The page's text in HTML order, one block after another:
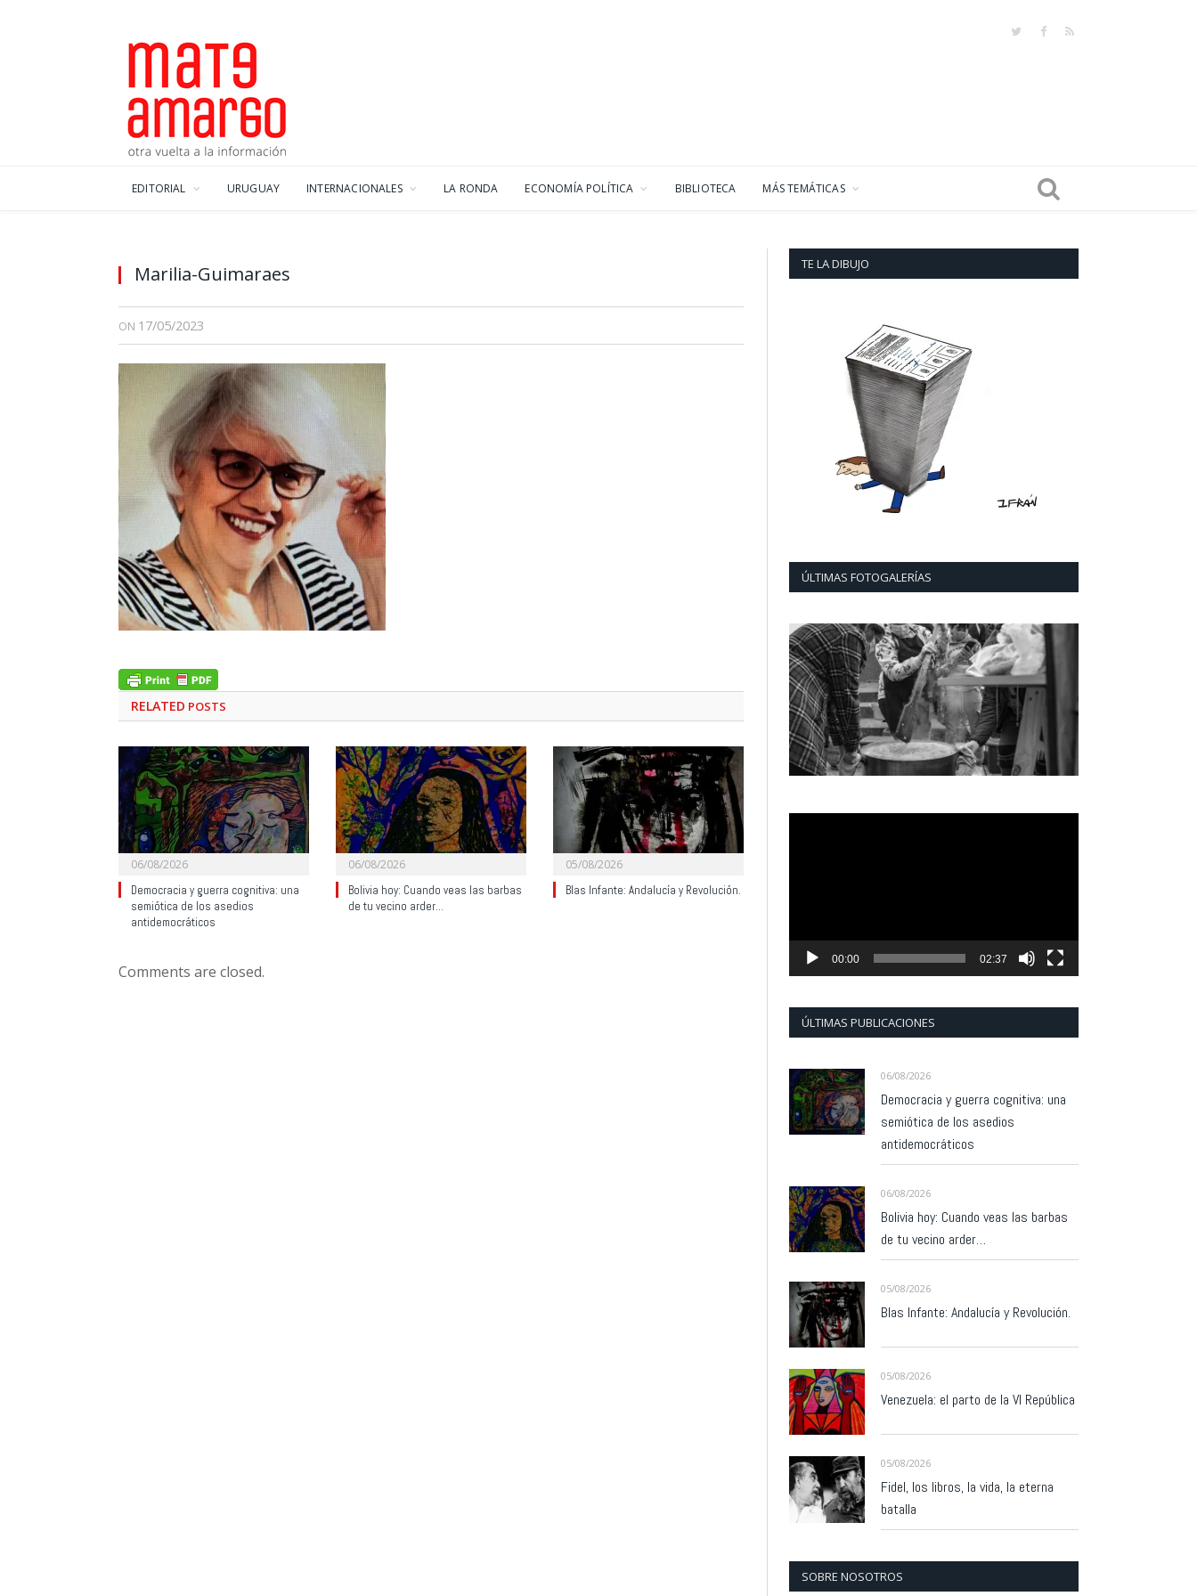
TwitterFacebook
RSS
EDITORIAL URUGUAY INTERNACIONALES LA RONDA ECONOMÍA POLÍTICA BIBLIOTECA MÁS TEMÁTICAS
Marilia-Guimaraes
ON 17/05/2023
RELATED POSTS
06/08/2026
Democracia y guerra cognitiva: una
semiótica de los asedios
antidemocráticos
06/08/2026
Bolivia hoy: Cuando veas las barbas
de tu vecino arder…
05/08/2026
Blas Infante: Andalucía y Revolución.
Comments are closed.
TE LA DIBUJO
ÚLTIMAS FOTOGALERÍAS
00:00 02:37
ÚLTIMAS PUBLICACIONES
06/08/2026
Democracia y guerra cognitiva: una
semiótica de los asedios
antidemocráticos
06/08/2026
Bolivia hoy: Cuando veas las barbas
de tu vecino arder…
05/08/2026
Blas Infante: Andalucía y Revolución.
05/08/2026
Venezuela: el parto de la VI República
05/08/2026
Fidel, los libros, la vida, la eterna
batalla
SOBRE NOSOTROS